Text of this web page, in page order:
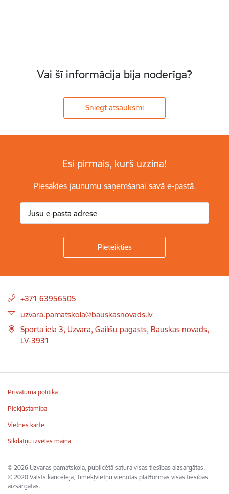
Vai šī informācija bija noderīga?
Sniegt atsauksmi
Esi pirmais, kurš uzzina!
Piesakies jaunumu saņemšanai savā e-pastā.
+371 63956505
uzvara.pamatskola@bauskasnovads.lv
Sporta iela 3, Uzvara, Gailīšu pagasts, Bauskas novads,
LV-3931
© 2026 Uzvaras pamatskola, publicētā satura visas tiesības aizsargātas.
© 2020 Valsts kanceleja, Tīmekļvietņu vienotās platformas visas tiesības
aizsargātas.
Privātuma politika
Piekļūstamība
Vietnes karte
Sīkdatņu izvēles maiņa